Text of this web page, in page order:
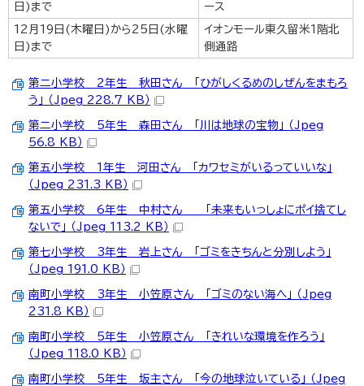
日)まで
ース
12月19日(木曜日)から25日(水曜
日)まで
イオンモール東久留米1階北
側通路
第二小学校 2年生 秋田さん 「ひがしくるめのしぜんをまもろ
う」 （Jpeg 228.7 KB）
第二小学校 5年生 森田さん 「川は地球の宝物」 （Jpeg
56.8 KB）
第五小学校 1年生 河田さん 「カワセミがいるっていいな」
（Jpeg 231.3 KB）
第五小学校 6年生 中村さん 「未来もいっしょにポイ捨てし
ないで」 （Jpeg 113.2 KB）
第七小学校 3年生 岩上さん 「ゴミをきちんと分別しよう」
（Jpeg 191.0 KB）
南町小学校 3年生 小笠原さん 「ゴミのない海へ」 （Jpeg
231.8 KB）
南町小学校 5年生 小笠原さん 「きれいな環境を作ろう」
（Jpeg 118.0 KB）
南町小学校 5年生 坂主さん 「今の地球泣いている」 （Jpeg